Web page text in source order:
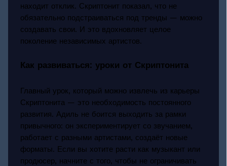
находит отклик. Скриптонит показал, что не
обязательно подстраиваться под тренды — можно
создавать свои. И это вдохновляет целое
поколение независимых артистов.
Как развиваться: уроки от Скриптонита
Главный урок, который можно извлечь из карьеры
Скриптонита — это необходимость постоянного
развития. Адиль не боится выходить за рамки
привычного: он экспериментирует со звучанием,
работает с разными артистами, создаёт новые
форматы. Если вы хотите расти как музыкант или
продюсер, начните с того, чтобы не ограничивать